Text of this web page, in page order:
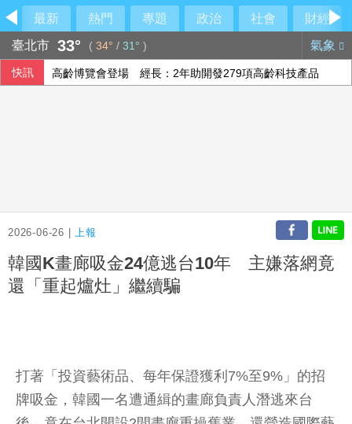
最新 熱門 專題 政治 社會
財經
臺北市 33° ( 34° / 31° ) 氣象
快訊 高齡博覽會登場 經長：2年助開發279項高齡科技產品
2026-06-26 |上報
韓國K畫廊吸金24億逃台10年 主嫌落網竟
還「重起爐灶」繼續騙
打著「投資藝術品、每年保證獲利7%至9%」的招
牌吸金，韓國一名遭通緝的畫廊負責人潛逃來台